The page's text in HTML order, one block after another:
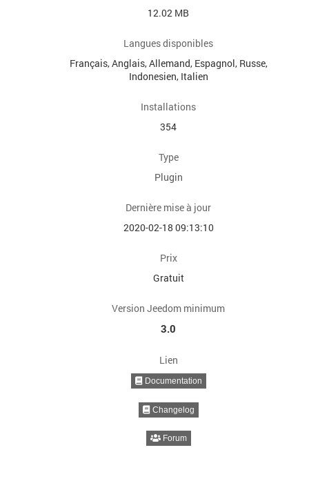
12.02 MB
Langues disponibles
Français, Anglais, Allemand, Espagnol, Russe,
Indonesien, Italien
Installations
354
Type
Plugin
Dernière mise à jour
2020-02-18 09:13:10
Prix
Gratuit
Version Jeedom minimum
3.0
Lien
Documentation
Changelog
Forum